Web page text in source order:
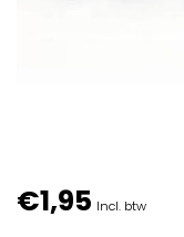
€1,95 Incl. btw